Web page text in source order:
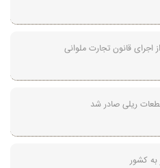
اجرای قانون تجارت ملوانی
ریلی صادر شد